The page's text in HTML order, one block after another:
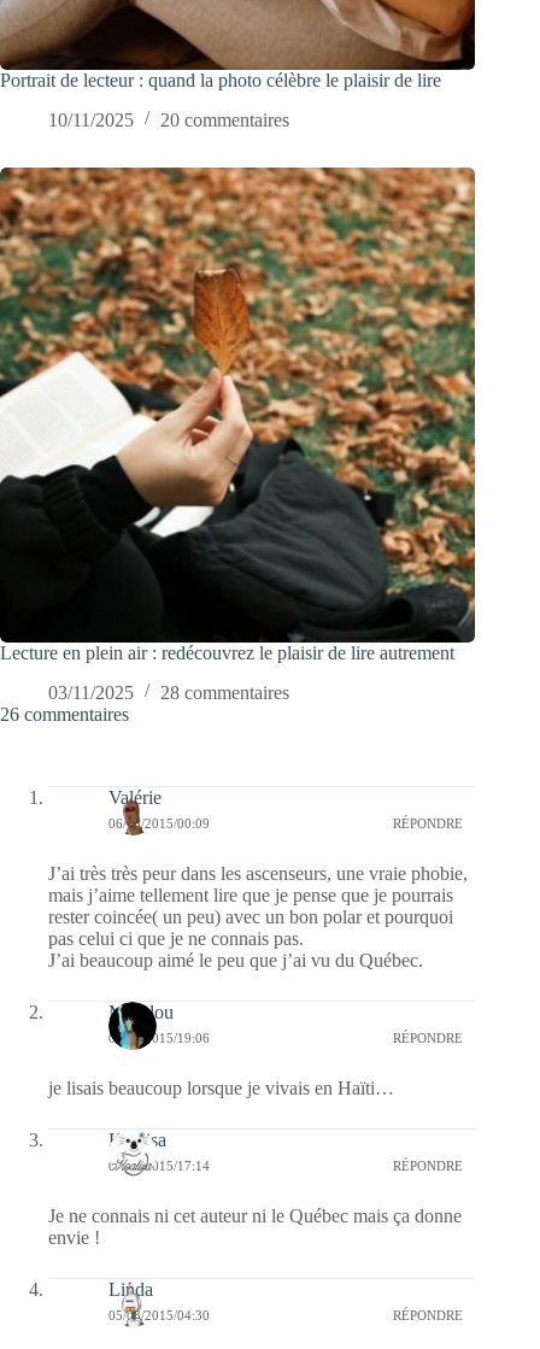
Portrait de lecteur : quand la photo célèbre le plaisir de lire
10/11/2025
20 commentaires
Lecture en plein air : redécouvrez le plaisir de lire autrement
03/11/2025
28 commentaires
26 commentaires
Valérie
06/08/2015/00:09 RÉPONDRE
J’ai très très peur dans les ascenseurs, une vraie phobie,
mais j’aime tellement lire que je pense que je pourrais
rester coincée( un peu) avec un bon polar et pourquoi
pas celui ci que je ne connais pas.
J’ai beaucoup aimé le peu que j’ai vu du Québec.
Marylou
05/08/2015/19:06 RÉPONDRE
je lisais beaucoup lorsque je vivais en Haïti…
Koalisa
05/08/2015/17:14 RÉPONDRE
Je ne connais ni cet auteur ni le Québec mais ça donne
envie !
Linda
05/08/2015/04:30 RÉPONDRE